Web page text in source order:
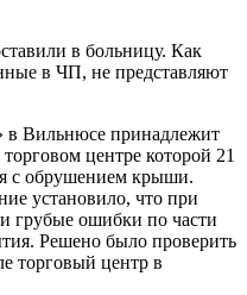
в больницу. Как
в ЧП, не представляют
в Вильнюсе принадлежит
центре которой 21
с обрушением крыши.
установило, что при
грубые ошибки по части
Решено было проверить
торговый центр в